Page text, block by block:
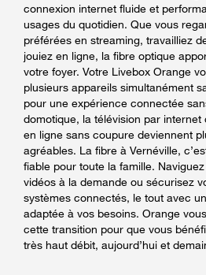
connexion internet fluide et
usages du quotidien. Que vous
préférées en streaming, travailliez
jouiez en ligne, la fibre optique
votre foyer. Votre Livebox Orange
plusieurs appareils simultanément
pour une expérience connectée
domotique, la télévision par
en ligne sans coupure deviennent
agréables. La fibre à Vernéville,
fiable pour toute la famille.
vidéos à la demande ou sécurisez
systèmes connectés, le tout avec
adaptée à vos besoins. Orange
cette transition pour que vous
très haut débit, aujourd’hui et